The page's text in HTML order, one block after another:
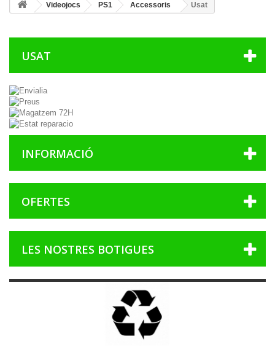
Videojocs PS1 Accessoris Usat
USAT
INFORMACIÓ
OFERTES
LES NOSTRES BOTIGUES